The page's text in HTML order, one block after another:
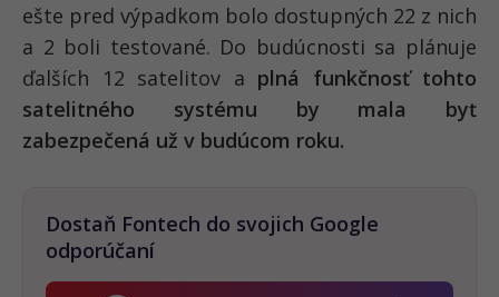
ešte pred výpadkom bolo dostupných 22 z nich
a 2 boli testované. Do budúcnosti sa plánuje
ďalších 12 satelitov a plná funkčnosť tohto
satelitného systému by mala byť
zabezpečená už v budúcom roku.
Dostaň Fontech do svojich Google
odporúčaní